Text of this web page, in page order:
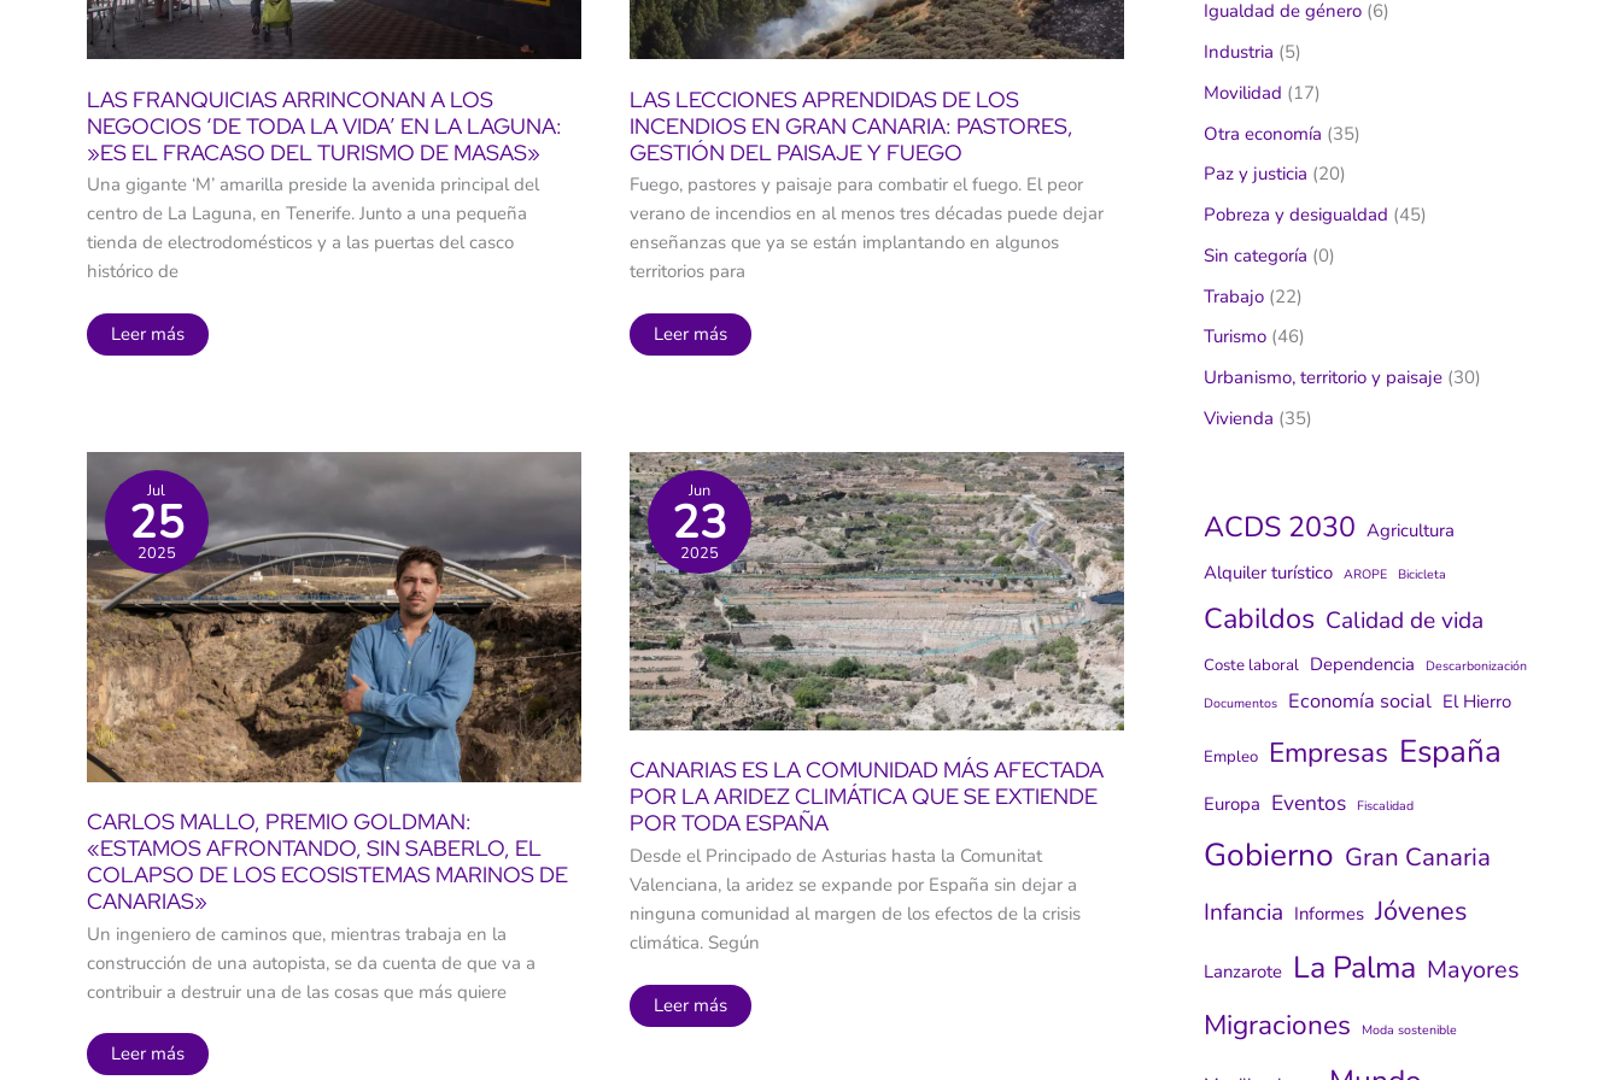
lo
relegó
a
la
opción
LAS FRANQUICIAS ARRINCONAN A LOS
NEGOCIOS ‘DE TODA LA VIDA’ EN LA LAGUNA:
»ES EL FRACASO DEL TURISMO DE MASAS»
Una gigante ‘M’ amarilla preside la avenida principal del
centro de La Laguna, en Tenerife. Junto a una pequeña
tienda de electrodomésticos y a las puertas del casco
histórico de
Las
franquicias
toda
la
vida’
Laguna:
»Es
el
fracaso
del
turismo
de
masas»
Leer más
LAS LECCIONES APRENDIDAS DE LOS
INCENDIOS EN GRAN CANARIA: PASTORES,
GESTIÓN DEL PAISAJE Y FUEGO
Fuego, pastores y paisaje para combatir el fuego. El peor
verano de incendios en al menos tres décadas puede dejar
enseñanzas que ya se están implantando en algunos
territorios para
Las
lecciones
Gran
Canaria:
pastores,
gestión
del
paisaje
y
fuego
Leer más
Jul
25
2025
CARLOS MALLO, PREMIO GOLDMAN:
«ESTAMOS AFRONTANDO, SIN SABERLO, EL
COLAPSO DE LOS ECOSISTEMAS MARINOS DE
CANARIAS»
Un ingeniero de caminos que, mientras trabaja en la
construcción de una autopista, se da cuenta de que va a
contribuir a destruir una de las cosas que más quiere
Carlos
Mallo,
Leer más
Jun
23
2025
CANARIAS ES LA COMUNIDAD MÁS AFECTADA
POR LA ARIDEZ CLIMÁTICA QUE SE EXTIENDE
POR TODA ESPAÑA
Desde el Principado de Asturias hasta la Comunitat
Valenciana, la aridez se expande por España sin dejar a
ninguna comunidad al margen de los efectos de la crisis
climática. Según
Canarias
es
Leer más
Igualdad de género (6)
Industria (5)
Movilidad (17)
Otra economía (35)
Paz y justicia (20)
Pobreza y desigualdad (45)
Sin categoría (0)
Trabajo (22)
Turismo (46)
Urbanismo, territorio y paisaje (30)
Vivienda (35)
ACDS 2030 Agricultura
Alquiler turístico
AROPE Bicicleta
Cabildos Calidad de vida
Coste laboral Dependencia Descarbonización
Documentos Economía social El Hierro
Empleo Empresas España
Europa Eventos Fiscalidad
Gobierno Gran Canaria
Infancia Informes Jóvenes
Lanzarote La Palma Mayores
Migraciones Moda sostenible